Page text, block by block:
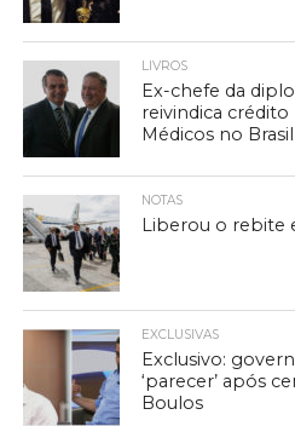
LIVROS
Ex-chefe da
reivindica
Médicos no Brasil
NOTAS
Liberou o rebite
EXCLUSIVAS
Exclusivo:
‘parecer’ após
Boulos